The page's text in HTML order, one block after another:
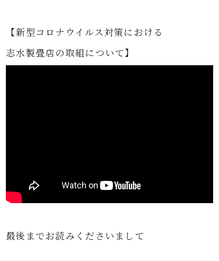
【新型コロナウイルス対策における
志水製畳店の取組について】
最後までお読みくださいまして